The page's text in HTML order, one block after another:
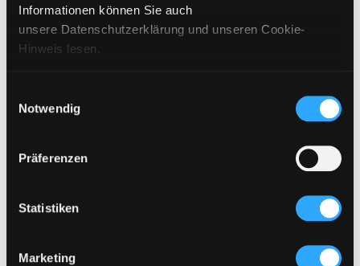
Informationen können Sie auch
unsere Datenschutzerklärung und unseren Cookie-
Hinweis lesen.
Notwendig
Präferenzen
Statistiken
Marketing
IN DEN WARENKORB
GRÖSSENANGABEN
PFLEGEHINWEISE